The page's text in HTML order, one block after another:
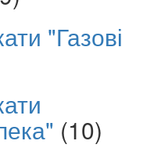
"Газові
(10)